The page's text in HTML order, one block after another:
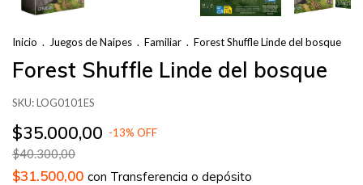
Inicio . Juegos de Naipes . Familiar . Forest Shuffle Linde del bosque
Forest Shuffle Linde del bosque
SKU:LOG0101ES
$35.000,00 -13% OFF
$40.300,00
$31.500,00 con Transferencia o depósito